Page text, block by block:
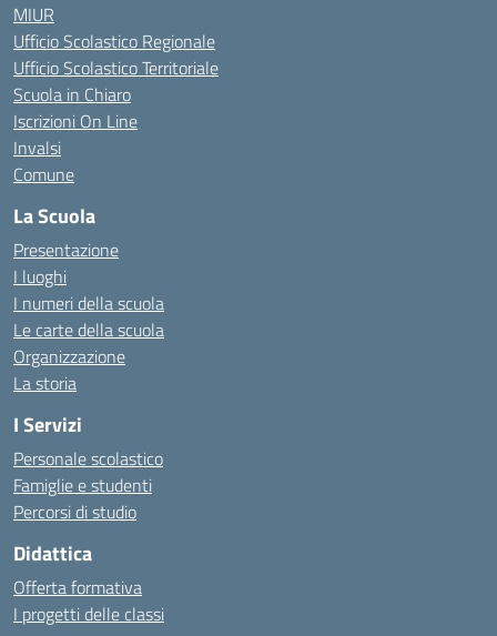
MIUR
Ufficio Scolastico Regionale
Ufficio Scolastico Territoriale
Scuola in Chiaro
Iscrizioni On Line
Invalsi
Comune
La Scuola
Presentazione
I luoghi
I numeri della scuola
Le carte della scuola
Organizzazione
La storia
I Servizi
Personale scolastico
Famiglie e studenti
Percorsi di studio
Didattica
Offerta formativa
I progetti delle classi